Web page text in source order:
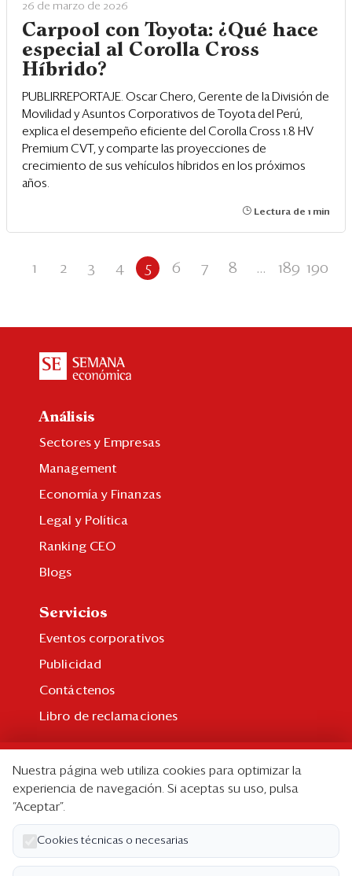
26 de marzo de 2026
Carpool con Toyota: ¿Qué hace
especial al Corolla Cross
Híbrido?
PUBLIRREPORTAJE. Oscar Chero, Gerente de la División de
Movilidad y Asuntos Corporativos de Toyota del Perú,
explica el desempeño eficiente del Corolla Cross 1.8 HV
Premium CVT, y comparte las proyecciones de
crecimiento de sus vehículos híbridos en los próximos
años.
Lectura de 1 min
1 2 3 4 5 6 7 8 ... 189 190
Análisis
Sectores y Empresas
Management
Economía y Finanzas
Legal y Política
Ranking CEO
Blogs
Servicios
Eventos corporativos
Publicidad
Contáctenos
Libro de reclamaciones
Suscripción individual
Paquetes corporativos
Edición Impresa
Nuestra página web utiliza cookies para optimizar la
experiencia de navegación. Si aceptas su uso, pulsa
“Aceptar”.
Cookies técnicas o necesarias